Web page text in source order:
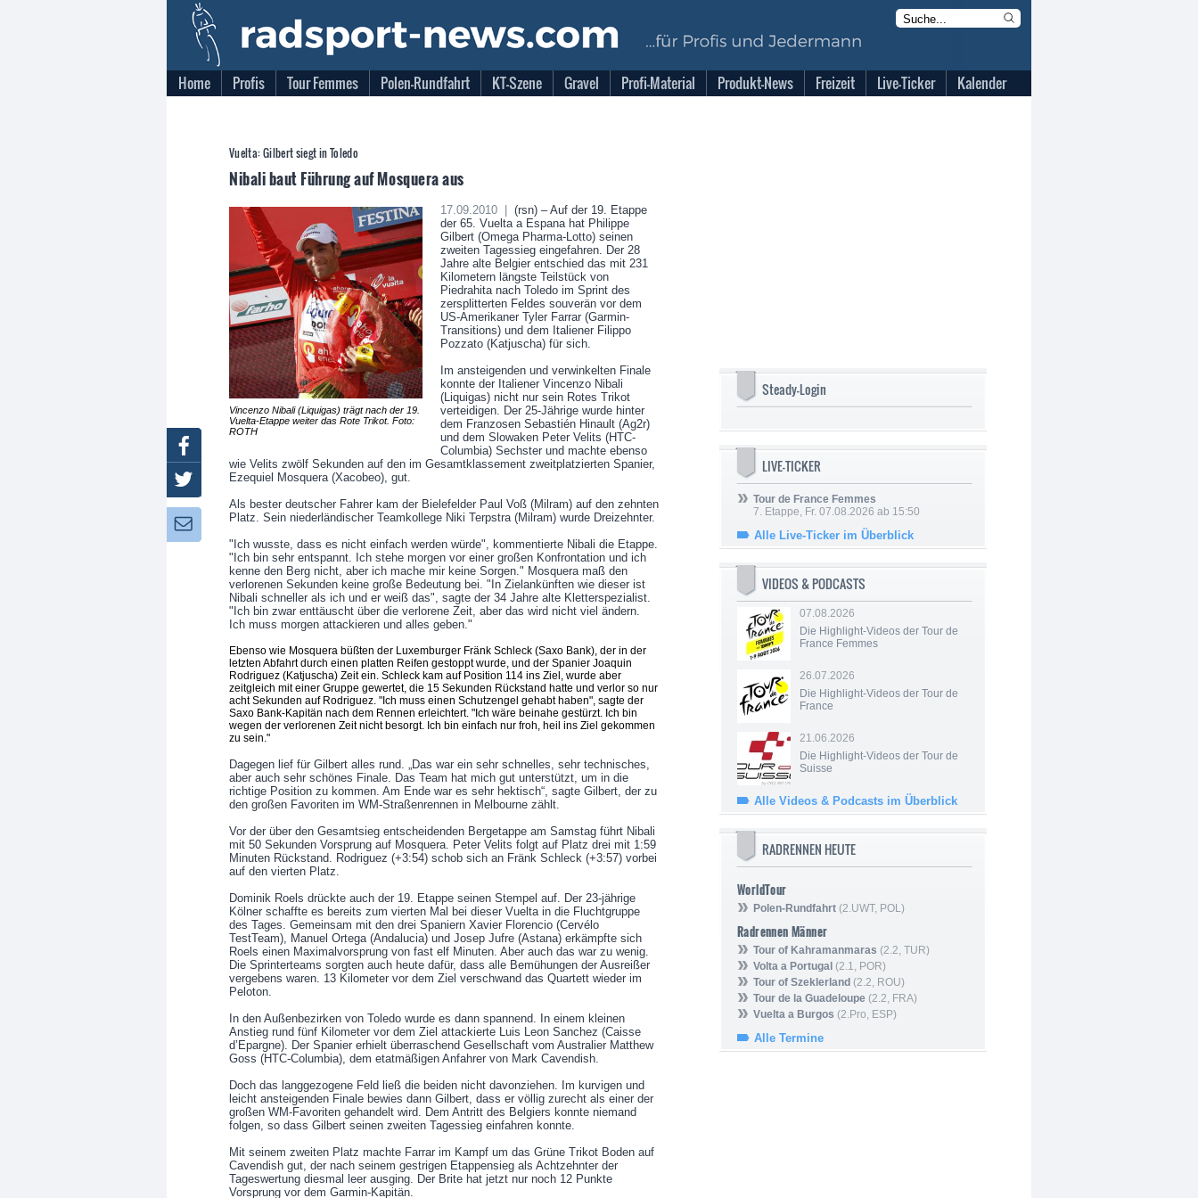
Home Profis Tour Femmes Polen-Rundfahrt KT-Szene Gravel Profi-Material Produkt-News Freizeit Live-Ticker Kalender
Vuelta: Gilbert siegt in Toledo
Nibali baut Führung auf Mosquera aus
Vincenzo Nibali (Liquigas) trägt nach der 19.
Vuelta-Etappe weiter das Rote Trikot. Foto:
ROTH
17.09.2010 |
(rsn) – Auf der 19. Etappe
der 65. Vuelta a Espana hat Philippe
Gilbert (Omega Pharma-Lotto) seinen
zweiten Tagessieg eingefahren. Der 28
Jahre alte Belgier entschied das mit 231
Kilometern längste Teilstück von
Piedrahita nach Toledo im Sprint des
zersplitterten Feldes souverän vor dem
US-Amerikaner Tyler Farrar (Garmin-
Transitions) und dem Italiener Filippo
Pozzato (Katjuscha) für sich.
Im ansteigenden und verwinkelten Finale
konnte der Italiener Vincenzo Nibali
(Liquigas) nicht nur sein Rotes Trikot
verteidigen. Der 25-Jährige wurde hinter
dem Franzosen Sebastién Hinault (Ag2r)
und dem Slowaken Peter Velits (HTC-
Columbia) Sechster und machte ebenso
wie Velits zwölf Sekunden auf den im Gesamtklassement zweitplatzierten Spanier,
Ezequiel Mosquera (Xacobeo), gut.
Als bester deutscher Fahrer kam der Bielefelder Paul Voß (Milram) auf den zehnten
Platz. Sein niederländischer Teamkollege Niki Terpstra (Milram) wurde Dreizehnter.
"Ich wusste, dass es nicht einfach werden würde", kommentierte Nibali die Etappe.
"Ich bin sehr entspannt. Ich stehe morgen vor einer großen Konfrontation und ich
kenne den Berg nicht, aber ich mache mir keine Sorgen." Mosquera maß den
verlorenen Sekunden keine große Bedeutung bei. "In Zielankünften wie dieser ist
Nibali schneller als ich und er weiß das", sagte der 34 Jahre alte Kletterspezialist.
"Ich bin zwar enttäuscht über die verlorene Zeit, aber das wird nicht viel ändern.
Ich muss morgen attackieren und alles geben."
Ebenso wie Mosquera büßten der Luxemburger Fränk Schleck (Saxo Bank), der in der
letzten Abfahrt durch einen platten Reifen gestoppt wurde, und der Spanier Joaquin
Rodriguez (Katjuscha) Zeit ein. Schleck kam auf Position 114 ins Ziel, wurde aber
zeitgleich mit einer Gruppe gewertet, die 15 Sekunden Rückstand hatte und verlor so nur
acht Sekunden auf Rodriguez. "Ich muss einen Schutzengel gehabt haben", sagte der
Saxo Bank-Kapitän nach dem Rennen erleichtert. "Ich wäre beinahe gestürzt. Ich bin
wegen der verlorenen Zeit nicht besorgt. Ich bin einfach nur froh, heil ins Ziel gekommen
zu sein."
Dagegen lief für Gilbert alles rund. „Das war ein sehr schnelles, sehr technisches,
aber auch sehr schönes Finale. Das Team hat mich gut unterstützt, um in die
richtige Position zu kommen. Am Ende war es sehr hektisch“, sagte Gilbert, der zu
den großen Favoriten im WM-Straßenrennen in Melbourne zählt.
Vor der über den Gesamtsieg entscheidenden Bergetappe am Samstag führt Nibali
mit 50 Sekunden Vorsprung auf Mosquera. Peter Velits folgt auf Platz drei mit 1:59
Minuten Rückstand. Rodriguez (+3:54) schob sich an Fränk Schleck (+3:57) vorbei
auf den vierten Platz.
Dominik Roels drückte auch der 19. Etappe seinen Stempel auf. Der 23-jährige
Kölner schaffte es bereits zum vierten Mal bei dieser Vuelta in die Fluchtgruppe
des Tages. Gemeinsam mit den drei Spaniern Xavier Florencio (Cervélo
TestTeam), Manuel Ortega (Andalucia) und Josep Jufre (Astana) erkämpfte sich
Roels einen Maximalvorsprung von fast elf Minuten. Aber auch das war zu wenig.
Die Sprinterteams sorgten auch heute dafür, dass alle Bemühungen der Ausreißer
vergebens waren. 13 Kilometer vor dem Ziel verschwand das Quartett wieder im
Peloton.
In den Außenbezirken von Toledo wurde es dann spannend. In einem kleinen
Anstieg rund fünf Kilometer vor dem Ziel attackierte Luis Leon Sanchez (Caisse
d’Epargne). Der Spanier erhielt überraschend Gesellschaft vom Australier Matthew
Goss (HTC-Columbia), dem etatmäßigen Anfahrer von Mark Cavendish.
Doch das langgezogene Feld ließ die beiden nicht davonziehen. Im kurvigen und
leicht ansteigenden Finale bewies dann Gilbert, dass er völlig zurecht als einer der
großen WM-Favoriten gehandelt wird. Dem Antritt des Belgiers konnte niemand
folgen, so dass Gilbert seinen zweiten Tagessieg einfahren konnte.
Mit seinem zweiten Platz machte Farrar im Kampf um das Grüne Trikot Boden auf
Cavendish gut, der nach seinem gestrigen Etappensieg als Achtzehnter der
Tageswertung diesmal leer ausging. Der Brite hat jetzt nur noch 12 Punkte
Vorsprung vor dem Garmin-Kapitän.
Steady-Login
LIVE-TICKER
Tour de France Femmes
7. Etappe, Fr. 07.08.2026 ab 15:50
Alle Live-Ticker im Überblick
VIDEOS & PODCASTS
07.08.2026
Die Highlight-Videos der Tour de
France Femmes
26.07.2026
Die Highlight-Videos der Tour de
France
21.06.2026
Die Highlight-Videos der Tour de
Suisse
Alle Videos & Podcasts im Überblick
RADRENNEN HEUTE
WorldTour
Polen-Rundfahrt (2.UWT, POL)
Radrennen Männer
Tour of Kahramanmaras (2.2, TUR)
Volta a Portugal (2.1, POR)
Tour of Szeklerland (2.2, ROU)
Tour de la Guadeloupe (2.2, FRA)
Vuelta a Burgos (2.Pro, ESP)
Alle Termine
Twitter
Newsletter: